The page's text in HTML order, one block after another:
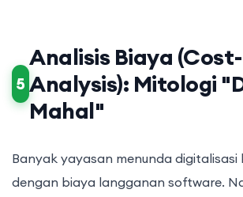
5
Analisis Biaya
Analysis): Mitologi
Mahal"
Banyak yayasan menunda
dengan biaya langganan software.